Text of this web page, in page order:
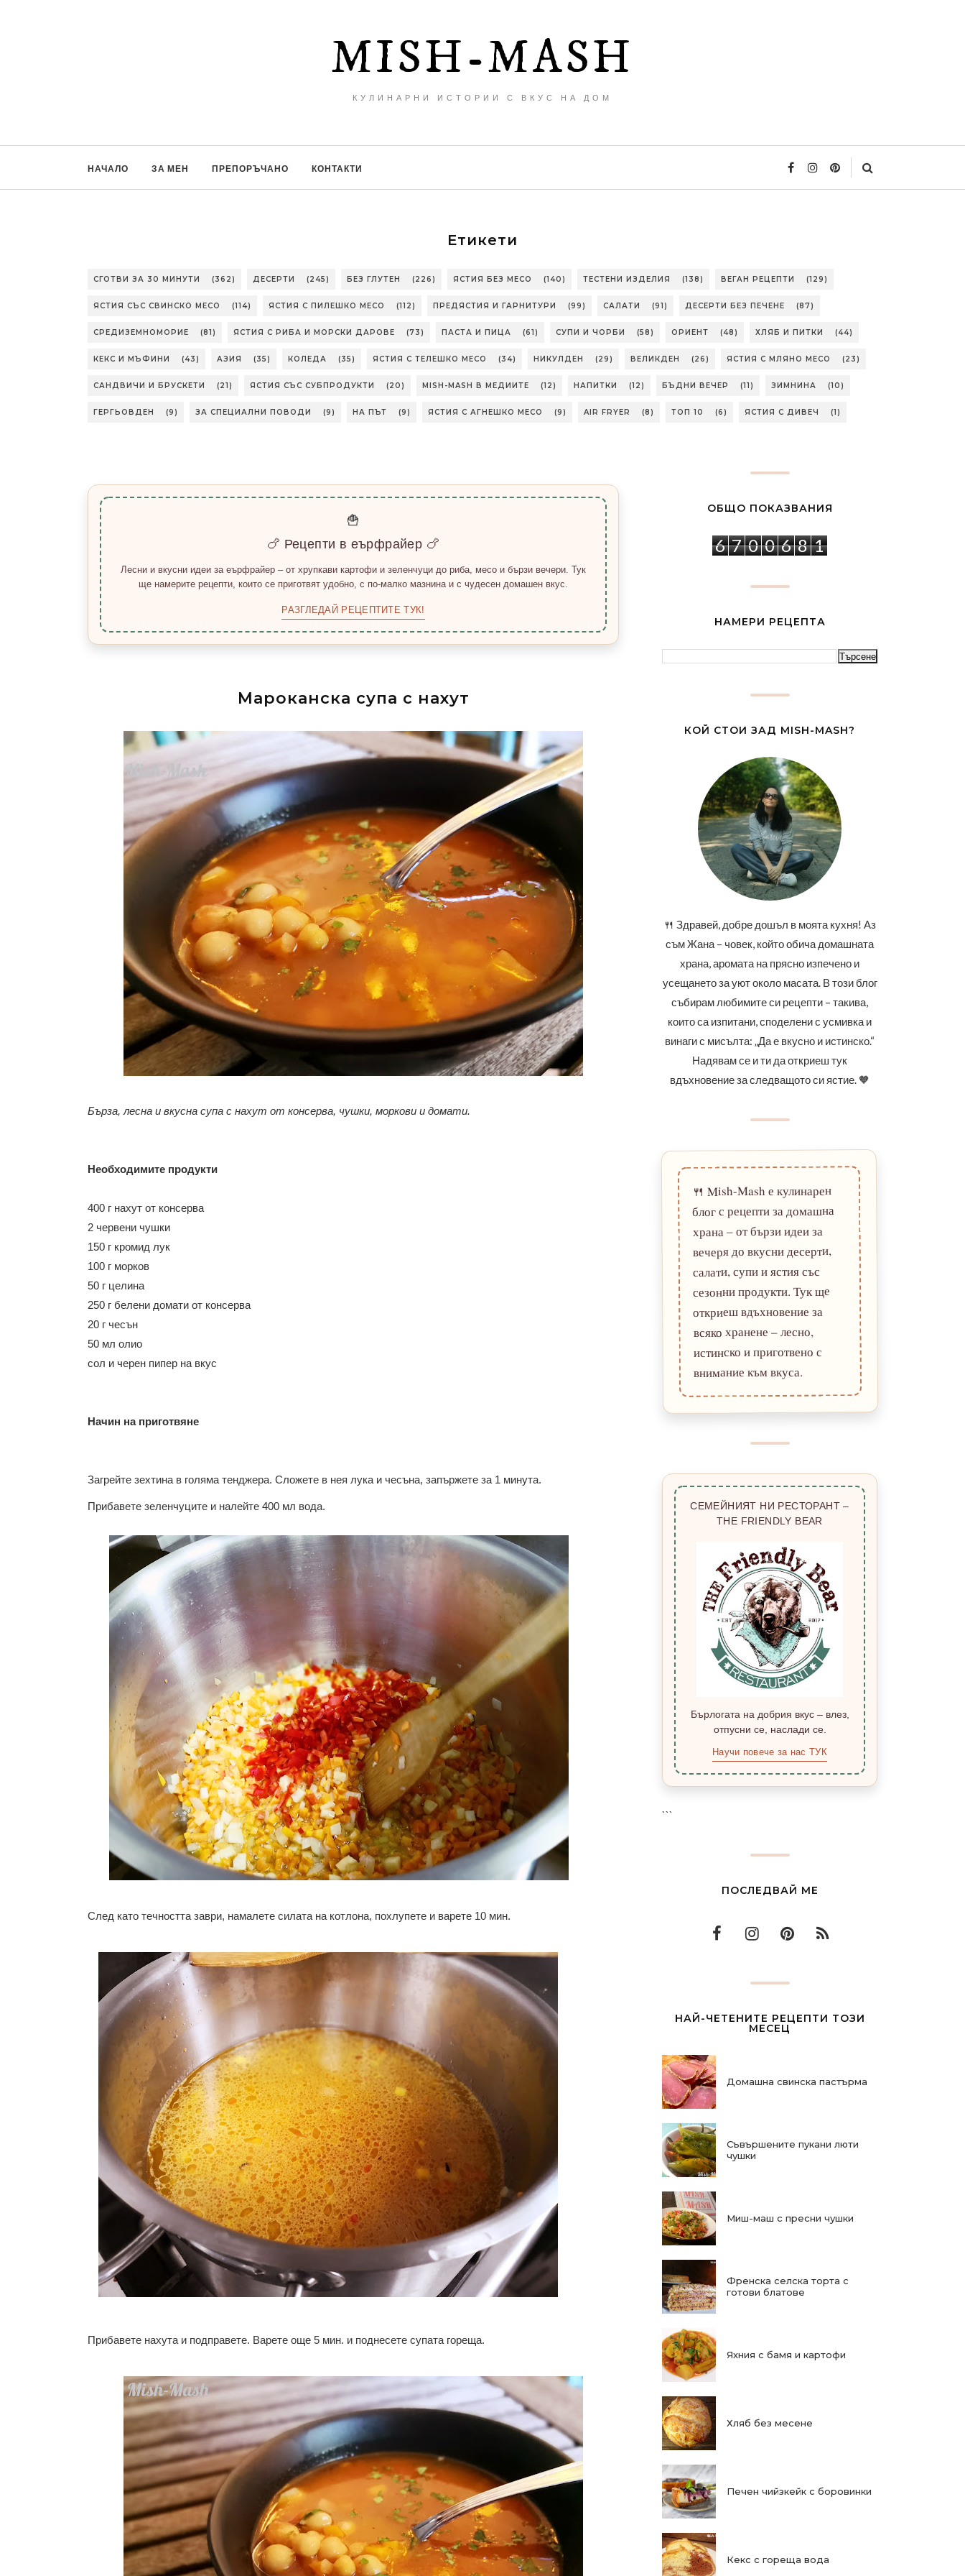
MISH-MASH
КУЛИНАРНИ ИСТОРИИ С ВКУС НА ДОМ
НАЧАЛО ЗА МЕН ПРЕПОРЪЧАНО КОНТАКТИ
Етикети
СГОТВИ ЗА 30 МИНУТИ (362) ДЕСЕРТИ (245) БЕЗ ГЛУТЕН (226) ЯСТИЯ БЕЗ МЕСО (140) ТЕСТЕНИ ИЗДЕЛИЯ (138) ВЕГАН РЕЦЕПТИ (129)
ЯСТИЯ СЪС СВИНСКО МЕСО (114) ЯСТИЯ С ПИЛЕШКО МЕСО (112) ПРЕДЯСТИЯ И ГАРНИТУРИ (99) САЛАТИ (91) ДЕСЕРТИ БЕЗ ПЕЧЕНЕ (87)
СРЕДИЗЕМНОМОРИЕ (81) ЯСТИЯ С РИБА И МОРСКИ ДАРОВЕ (73) ПАСТА И ПИЦА (61) СУПИ И ЧОРБИ (58) ОРИЕНТ (48) ХЛЯБ И ПИТКИ (44)
КЕКС И МЪФИНИ (43) АЗИЯ (35) КОЛЕДА (35) ЯСТИЯ С ТЕЛЕШКО МЕСО (34) НИКУЛДЕН (29) ВЕЛИКДЕН (26) ЯСТИЯ С МЛЯНО МЕСО (23)
САНДВИЧИ И БРУСКЕТИ (21) ЯСТИЯ СЪС СУБПРОДУКТИ (20) MISH-MASH В МЕДИИТЕ (12) НАПИТКИ (12) БЪДНИ ВЕЧЕР (11) ЗИМНИНА (10)
ГЕРГЬОВДЕН (9) ЗА СПЕЦИАЛНИ ПОВОДИ (9) НА ПЪТ (9) ЯСТИЯ С АГНЕШКО МЕСО (9) AIR FRYER (8) ТОП 10 (6) ЯСТИЯ С ДИВЕЧ (1)
🍟
🍗 Рецепти в еърфрайер 🍗
Лесни и вкусни идеи за еърфрайер – от хрупкави картофи и зеленчуци до риба, месо и бързи вечери. Тук
ще намерите рецепти, които се приготвят удобно, с по-малко мазнина и с чудесен домашен вкус.
РАЗГЛЕДАЙ РЕЦЕПТИТЕ ТУК!
Мароканска супа с нахут
Бърза, лесна и вкусна супа с нахут от консерва, чушки, моркови и домати.
Необходимите продукти
400 г нахут от консерва
2 червени чушки
150 г кромид лук
100 г морков
50 г целина
250 г белени домати от консерва
20 г чесън
50 мл олио
сол и черен пипер на вкус
Начин на приготвяне
Загрейте зехтина в голяма тенджера. Сложете в нея лука и чесъна, запържете за 1 минута.
Прибавете зеленчуците и налейте 400 мл вода.
След като течността заври, намалете силата на котлона, похлупете и варете 10 мин.
Прибавете нахута и подправете. Варете още 5 мин. и поднесете супата гореща.
ОБЩО ПОКАЗВАНИЯ
6 7 0 0 6 8 1
НАМЕРИ РЕЦЕПТА
КОЙ СТОИ ЗАД MISH-MASH?
🍴 Здравей, добре дошъл в моята кухня! Аз
съм Жана – човек, който обича домашната
храна, аромата на прясно изпечено и
усещането за уют около масата. В този блог
събирам любимите си рецепти – такива,
които са изпитани, споделени с усмивка и
винаги с мисълта: „Да е вкусно и истинско.“
Надявам се и ти да откриеш тук
вдъхновение за следващото си ястие. 🧡
🍴Mish-Mash е кулинарен
блог с рецепти за домашна
храна – от бързи идеи за
вечеря до вкусни десерти,
салати, супи и ястия със
сезонни продукти. Тук ще
откриеш вдъхновение за
всяко хранене – лесно,
истинско и приготвено с
внимание към вкуса.
СЕМЕЙНИЯТ НИ РЕСТОРАНТ –
THE FRIENDLY BEAR
Бърлогата на добрия вкус – влез,
отпусни се, наслади се.
Научи повече за нас ТУК
```
ПОСЛЕДВАЙ МЕ
НАЙ-ЧЕТЕНИТЕ РЕЦЕПТИ ТОЗИ
МЕСЕЦ
Домашна свинска пастърма
Съвършените пукани люти
чушки
Миш-маш с пресни чушки
Френска селска торта с
готови блатове
Яхния с бамя и картофи
Хляб без месене
Печен чийзкейк с боровинки
Кекс с гореща вода